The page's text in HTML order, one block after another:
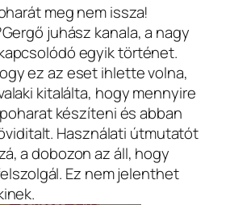
meg nem issza!
juhász kanala, a nagy
egyik történet.
ez az eset ihlette volna,
kitalálta, hogy mennyire
készíteni és abban
Használati útmutatót
a dobozon az áll, hogy
Ez nem jelenthet